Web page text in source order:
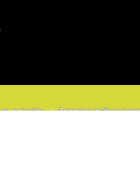
actualités > Formation coiffure